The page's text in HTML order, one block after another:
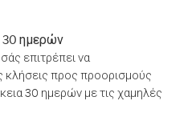
ημερών
επιτρέπει να
κλήσεις προς προορισμούς
30 ημερών με τις χαμηλές